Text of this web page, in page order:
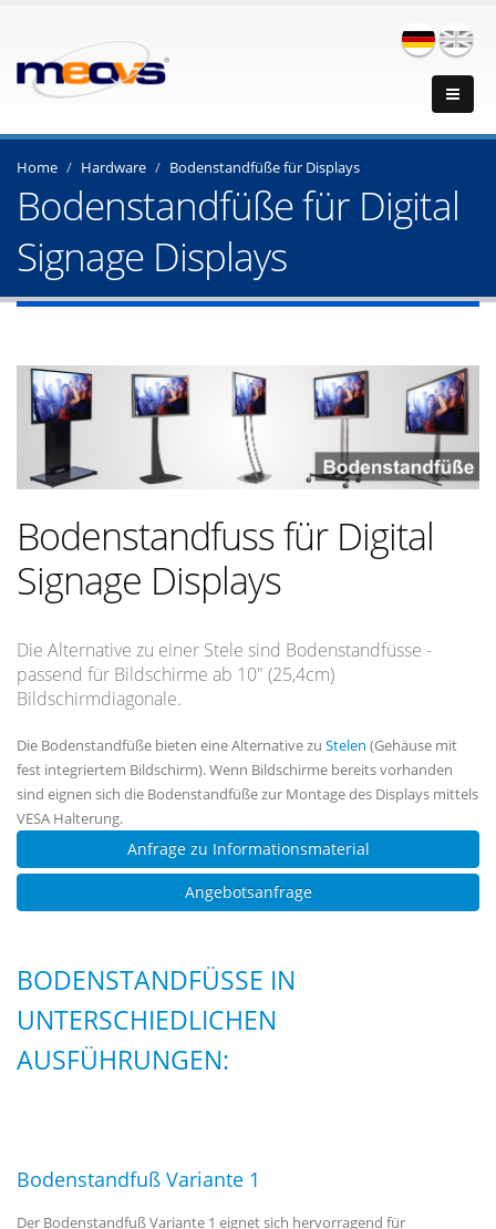
Home Hardware Bodenstandfüße für Displays
Bodenstandfüße für Digital
Signage Displays
Bodenstandfuss für Digital
Signage Displays
Die Alternative zu einer Stele sind Bodenstandfüsse -
passend für Bildschirme ab 10" (25,4cm)
Bildschirmdiagonale.
Die Bodenstandfüße bieten eine Alternative zu Stelen (Gehäuse mit
fest integriertem Bildschirm). Wenn Bildschirme bereits vorhanden
sind eignen sich die Bodenstandfüße zur Montage des Displays mittels
VESA Halterung.
Anfrage zu Informationsmaterial
Angebotsanfrage
BODENSTANDFÜSSE IN U
NTERSCHIEDLICHEN A
USFÜHRUNGEN:
Bodenstandfuß Variante 1
Der Bodenstandfuß Variante 1 eignet sich hervorragend für